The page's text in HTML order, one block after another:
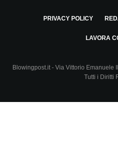
PRIVACY POLICY
LAVORA
Blowingpost.it - Via Vittorio Emanuele
Tutti i Diritti